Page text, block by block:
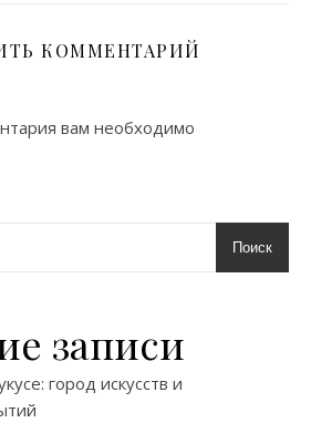
КОММЕНТАРИЙ
вам необходимо
Поиск
записи
город искусств и